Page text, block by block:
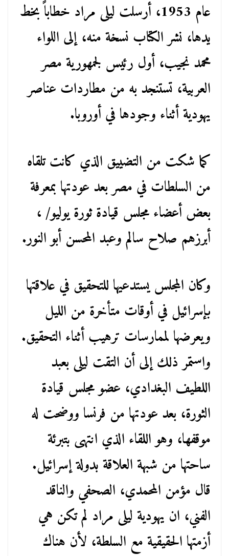
عام 1953، أرسلت ليلى مراد خطاباً بخط
يدها، نشر الكتاب نسخة منه، إلى اللواء
محمد نجيب، أول رئيس لجمهورية مصر
العربية، تستنجد به من مطاردات عناصر
يهودية أثناء وجودها في أوروبا.
كما شكت من التضييق الذي كانت تلقاه
من السلطات في مصر بعد عودتها بمعرفة
بعض أعضاء مجلس قيادة ثورة يوليو/ ،
أبرزهم صلاح سالم وعبد المحسن أبو النور.
وكان المجلس يستدعيها للتحقيق في علاقتها
بإسرائيل في أوقات متأخرة من الليل
ويعرضها لممارسات ترهيب أثناء التحقيق.
واستمر ذلك إلى أن التقت ليلى بعبد
اللطيف البغدادي، عضو مجلس قيادة
الثورة، بعد عودتها من فرنسا ووضحت له
موقفها، وهو اللقاء الذي انتهى بتبرئة
ساحتها من شبهة العلاقة بدولة إسرائيل.
قال مؤمن المحمدي، الصحفي والناقد
الفني، ان يهودية ليلى مراد لم تكن هي
أزمتها الحقيقية مع السلطة، لأن هناك